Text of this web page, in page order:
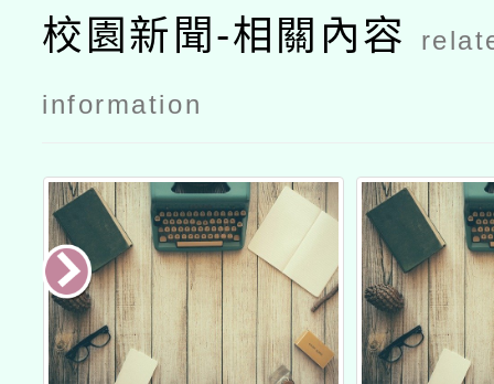
族教育政策
研討會「原
住民族教育
議程
校園新聞-相關內容
information